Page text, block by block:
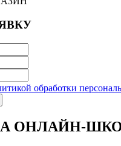
обработки
ОНЛАЙН-